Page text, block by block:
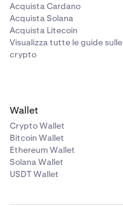
Acquista Cardano
Acquista Solana
Acquista Litecoin
Visualizza tutte le guide sulle
crypto
Wallet
Crypto Wallet
Bitcoin Wallet
Ethereum Wallet
Solana Wallet
USDT Wallet